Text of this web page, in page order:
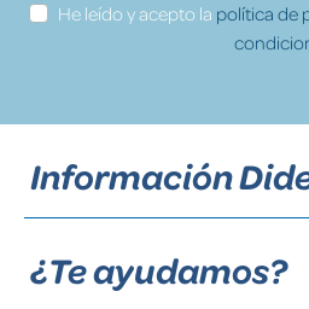
He leído y acepto la política de
Información
¿Te ayudamos?